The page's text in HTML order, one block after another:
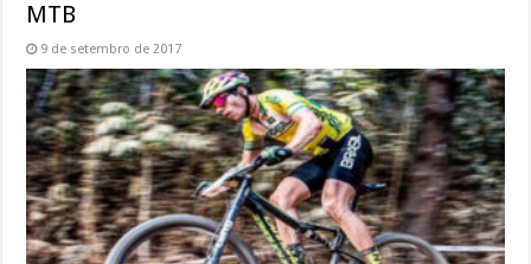
MTB
9 de setembro de 2017